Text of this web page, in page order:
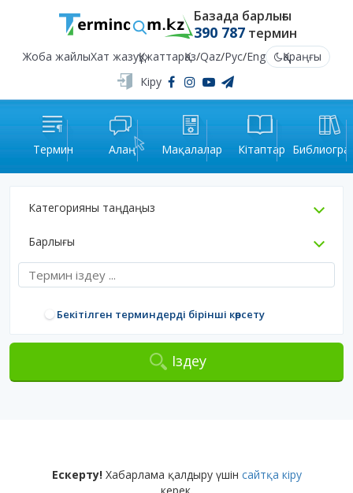
Базада барлығы
390 787термин
Жоба жайлыХат жазуҚұжаттарҚаз/Qaz/Рус/Eng
Қараңғы
Кіру
Термин Алаң Мақалалар Кітаптар
Категорияны таңдаңыз
Барлығы
Бекітілген терминдерді бірінші көрсету
Іздеу
Ескерту!Хабарлама қалдыру үшін сайтқа кіру
керек.